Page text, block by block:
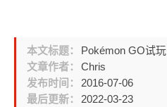
本文标题：
Pokémon GO试玩
文章作者：
Chris
发布时间：
2016-07-06
最后更新：
2022-03-23